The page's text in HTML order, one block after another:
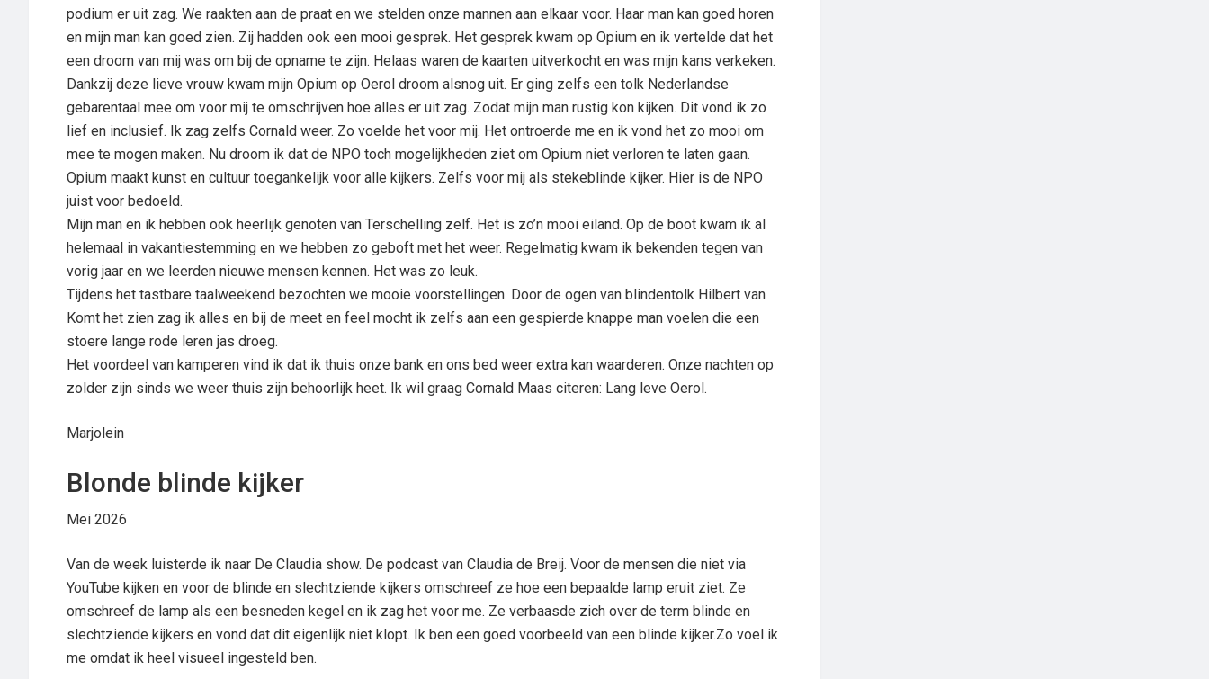
podium er uit zag. We raakten aan de praat en we stelden onze mannen aan elkaar voor. Haar man kan goed horen
en mijn man kan goed zien. Zij hadden ook een mooi gesprek. Het gesprek kwam op Opium en ik vertelde dat het
een droom van mij was om bij de opname te zijn. Helaas waren de kaarten uitverkocht en was mijn kans verkeken.
Dankzij deze lieve vrouw kwam mijn Opium op Oerol droom alsnog uit. Er ging zelfs een tolk Nederlandse
gebarentaal mee om voor mij te omschrijven hoe alles er uit zag. Zodat mijn man rustig kon kijken. Dit vond ik zo
lief en inclusief. Ik zag zelfs Cornald weer. Zo voelde het voor mij. Het ontroerde me en ik vond het zo mooi om
mee te mogen maken. Nu droom ik dat de NPO toch mogelijkheden ziet om Opium niet verloren te laten gaan.
Opium maakt kunst en cultuur toegankelijk voor alle kijkers. Zelfs voor mij als stekeblinde kijker. Hier is de NPO
juist voor bedoeld.
Mijn man en ik hebben ook heerlijk genoten van Terschelling zelf. Het is zo’n mooi eiland. Op de boot kwam ik al
helemaal in vakantiestemming en we hebben zo geboft met het weer. Regelmatig kwam ik bekenden tegen van
vorig jaar en we leerden nieuwe mensen kennen. Het was zo leuk.
Tijdens het tastbare taalweekend bezochten we mooie voorstellingen. Door de ogen van blindentolk Hilbert van
Komt het zien zag ik alles en bij de meet en feel mocht ik zelfs aan een gespierde knappe man voelen die een
stoere lange rode leren jas droeg.
Het voordeel van kamperen vind ik dat ik thuis onze bank en ons bed weer extra kan waarderen. Onze nachten op
zolder zijn sinds we weer thuis zijn behoorlijk heet. Ik wil graag Cornald Maas citeren: Lang leve Oerol.
Marjolein
Blonde blinde kijker
Mei 2026
Van de week luisterde ik naar De Claudia show. De podcast van Claudia de Breij. Voor de mensen die niet via
YouTube kijken en voor de blinde en slechtziende kijkers omschreef ze hoe een bepaalde lamp eruit ziet. Ze
omschreef de lamp als een besneden kegel en ik zag het voor me. Ze verbaasde zich over de term blinde en
slechtziende kijkers en vond dat dit eigenlijk niet klopt. Ik ben een goed voorbeeld van een blinde kijker.Zo voel ik
me omdat ik heel visueel ingesteld ben.